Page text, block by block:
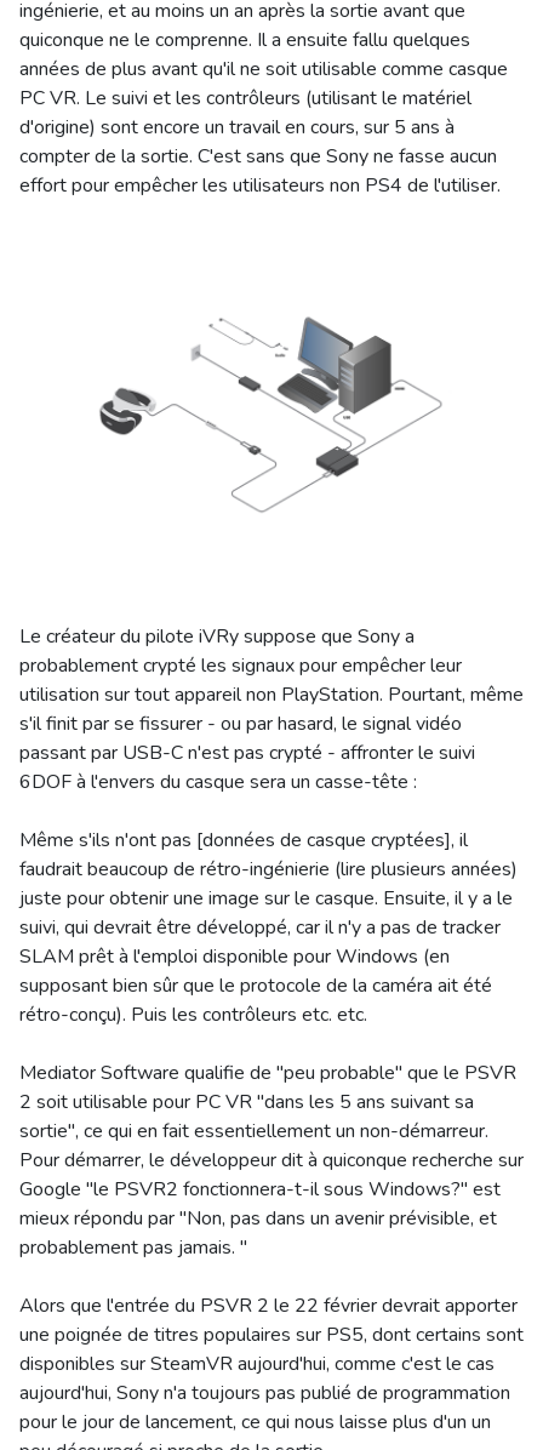
ingénierie, et au moins un an après la sortie avant que
quiconque ne le comprenne. Il a ensuite fallu quelques
années de plus avant qu'il ne soit utilisable comme casque
PC VR. Le suivi et les contrôleurs (utilisant le matériel
d'origine) sont encore un travail en cours, sur 5 ans à
compter de la sortie. C'est sans que Sony ne fasse aucun
effort pour empêcher les utilisateurs non PS4 de l'utiliser.
Le créateur du pilote iVRy suppose que Sony a
probablement crypté les signaux pour empêcher leur
utilisation sur tout appareil non PlayStation. Pourtant, même
s'il finit par se fissurer - ou par hasard, le signal vidéo
passant par USB-C n'est pas crypté - affronter le suivi
6DOF à l'envers du casque sera un casse-tête :
Même s'ils n'ont pas [données de casque cryptées], il
faudrait beaucoup de rétro-ingénierie (lire plusieurs années)
juste pour obtenir une image sur le casque. Ensuite, il y a le
suivi, qui devrait être développé, car il n'y a pas de tracker
SLAM prêt à l'emploi disponible pour Windows (en
supposant bien sûr que le protocole de la caméra ait été
rétro-conçu). Puis les contrôleurs etc. etc.
Mediator Software qualifie de "peu probable" que le PSVR
2 soit utilisable pour PC VR "dans les 5 ans suivant sa
sortie", ce qui en fait essentiellement un non-démarreur.
Pour démarrer, le développeur dit à quiconque recherche sur
Google "le PSVR2 fonctionnera-t-il sous Windows?" est
mieux répondu par "Non, pas dans un avenir prévisible, et
probablement pas jamais. "
Alors que l'entrée du PSVR 2 le 22 février devrait apporter
une poignée de titres populaires sur PS5, dont certains sont
disponibles sur SteamVR aujourd'hui, comme c'est le cas
aujourd'hui, Sony n'a toujours pas publié de programmation
pour le jour de lancement, ce qui nous laisse plus d'un un